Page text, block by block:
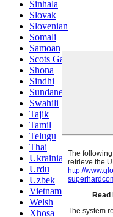
Sinhala
Slovak
Slovenian
Somali
Samoan
Scots Gaelic
Shona
Sindhi
Sundanese
Swahili
Tajik
Tamil
Telugu
Thai
Ukrainian
Urdu
Uzbek
Vietnamese
Welsh
Xhosa